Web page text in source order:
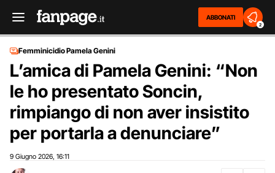
ABBONATI
2
Femminicidio Pamela Genini
L’amica di Pamela Genini: “Non
le ho presentato Soncin,
rimpiango di non aver insistito
per portarla a denunciare”
9 Giugno 2026 16:11